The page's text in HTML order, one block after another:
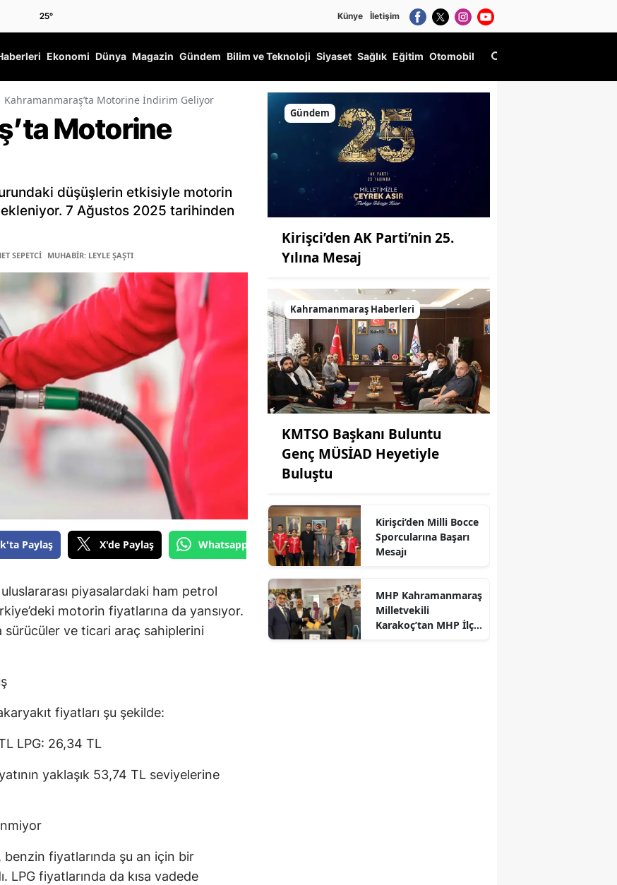
25° Künye İletişim
Ekonomi Dünya Magazin Gündem Bilim ve Teknoloji Siyaset Sağlık Eğitim Otomobil
Kahramanmaraş’ta Motorine İndirim Geliyor
Motorine
düşüşlerin etkisiyle motorin
7 Ağustos 2025 tarihinden
SEPETCİ MUHABİR: LEYLE ŞAŞTI
Paylaş X'de Paylaş Whatsapp'tan Gönder
piyasalardaki ham petrol
motorin fiyatlarına da yansıyor.
sürücüler ve ticari araç sahiplerini
fiyatları şu şekilde:
LPG: 26,34 TL
yaklaşık 53,74 TL seviyelerine
fiyatlarında şu an için bir
LPG fiyatlarında da kısa vadede
Gündem
Kirişci’den AK Parti’nin 25.
Yılına Mesaj
Kahramanmaraş Haberleri
KMTSO Başkanı Buluntu
Genç MÜSİAD Heyetiyle
Buluştu
Kirişci’den Milli Bocce
Sporcularına Başarı
Mesajı
MHP Kahramanmaraş
Milletvekili
Karakoç’tan MHP İlçe